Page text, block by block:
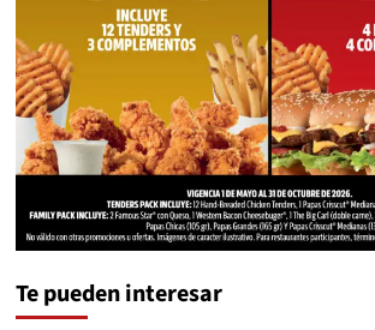
Te pueden interesar